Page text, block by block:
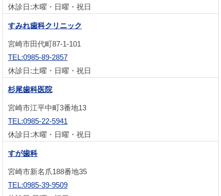
休診日:木曜・日曜・祝日
すみれ歯科クリニック
宮崎市田代町87-1-101
TEL:0985-89-2857
休診日:土曜・日曜・祝日
杉尾歯科医院
宮崎市江平中町3番地13
TEL:0985-22-5941
休診日:木曜・日曜・祝日
すが歯科
宮崎市新名爪188番地35
TEL:0985-39-9509